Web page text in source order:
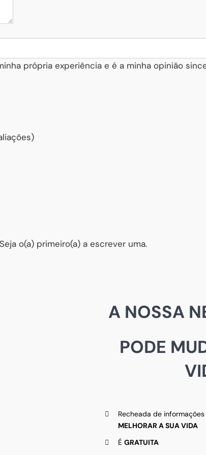
própria experiência e é a minha opinião
o(a) primeiro(a) a escrever uma.
A NOSSA
PODE
Recheada de
MELHORAR A SUA VIDA
É GRATUITA